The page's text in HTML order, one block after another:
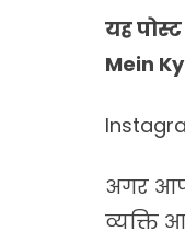
यह
Mein
अगर आप
व्यक्ति